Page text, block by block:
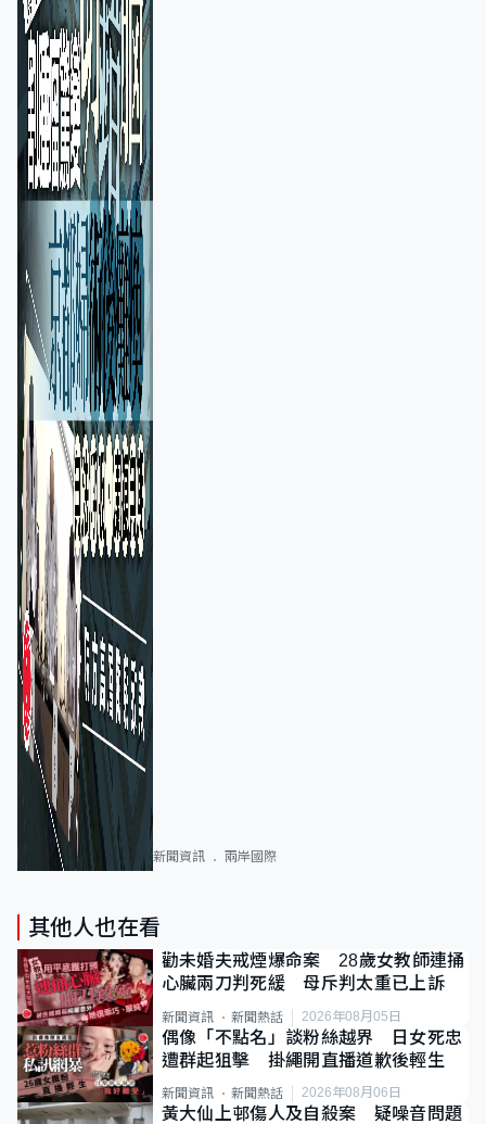
新聞資訊 兩岸國際
其他人也在看
勸未婚夫戒煙爆命案 28歲女教師連捅
心臟兩刀判死緩 母斥判太重已上訴
新聞資訊 新聞熱話 2026年08月05日
偶像「不點名」談粉絲越界 日女死忠
遭群起狙擊 掛繩開直播道歉後輕生
新聞資訊 新聞熱話 2026年08月06日
黃大仙上邨傷人及自殺案 疑噪音問題